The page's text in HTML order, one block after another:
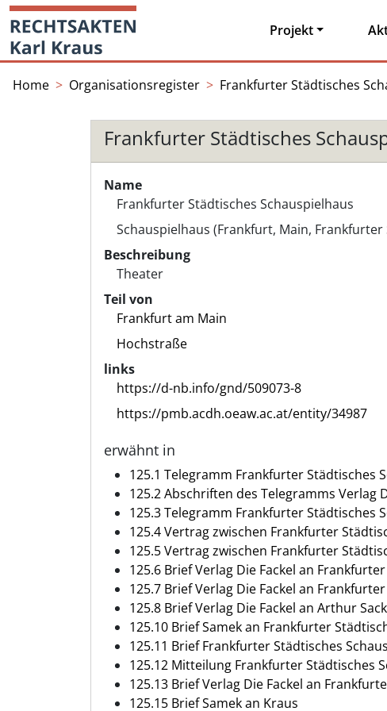
Skip
content
Startseite
Projekt
Home Organisationsregister Frankfurter Städtisches
Frankfurter Städtisches
Name
Frankfurter Städtisches Schauspielhaus
Schauspielhaus (Frankfurt, Main, Frankfurter
Beschreibung
Theater
Teil von
Frankfurt am Main
Hochstraße
links
https://d-nb.info/gnd/509073-8
https://pmb.acdh.oeaw.ac.at/entity/34987
erwähnt in
125.1 Telegramm Frankfurter Städtisches
125.2 Abschriften des Telegramms Verlag
125.3 Telegramm Frankfurter Städtisches
125.4 Vertrag zwischen Frankfurter
125.5 Vertrag zwischen Frankfurter
125.6 Brief Verlag Die Fackel an
125.7 Brief Verlag Die Fackel an
125.8 Brief Verlag Die Fackel an Arthur
125.10 Brief Samek an Frankfurter
125.11 Brief Frankfurter Städtisches
125.12 Mitteilung Frankfurter Städtisches
125.13 Brief Verlag Die Fackel an
125.15 Brief Samek an Kraus